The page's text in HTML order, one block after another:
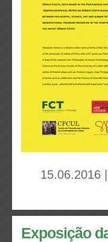
15.06.2016
Exposição